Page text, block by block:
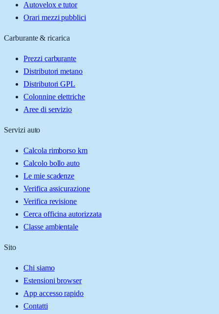
Autovelox e tutor
Orari mezzi pubblici
Carburante & ricarica
Prezzi carburante
Distributori metano
Distributori GPL
Colonnine elettriche
Aree di servizio
Servizi auto
Calcola rimborso km
Calcolo bollo auto
Le mie scadenze
Verifica assicurazione
Verifica revisione
Cerca officina autorizzata
Classe ambientale
Sito
Chi siamo
Estensioni browser
App accesso rapido
Contatti